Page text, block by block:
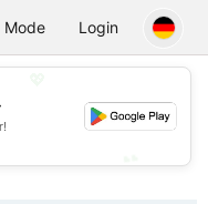
Mode Login